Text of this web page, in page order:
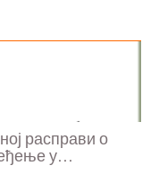
расправи о
у...